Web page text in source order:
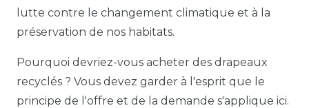
lutte contre le changement climatique et à la
préservation de nos habitats.
Pourquoi devriez-vous acheter des drapeaux
recyclés ? Vous devez garder à l'esprit que le
principe de l'offre et de la demande s'applique ici.